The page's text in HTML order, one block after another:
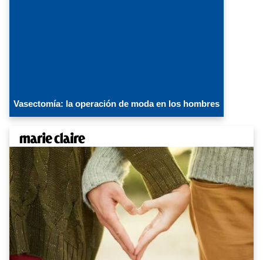
Vasectomía: la operación de moda en los hombres